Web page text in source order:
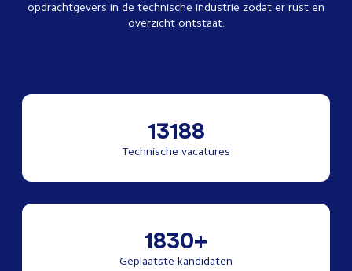
opdrachtgevers in de technische industrie zodat er rust en
overzicht ontstaat.
13188
Technische vacatures
1830+
Geplaatste kandidaten